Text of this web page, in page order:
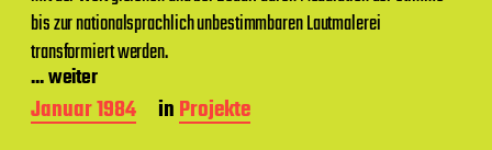
bis zur nationalsprachlich unbestimmbaren Lautmalerei
transformiert werden.
... weiter
B
e
Januar 1984 inProjekte